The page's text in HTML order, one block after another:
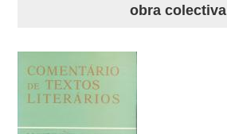
outros docs
obra colectiva